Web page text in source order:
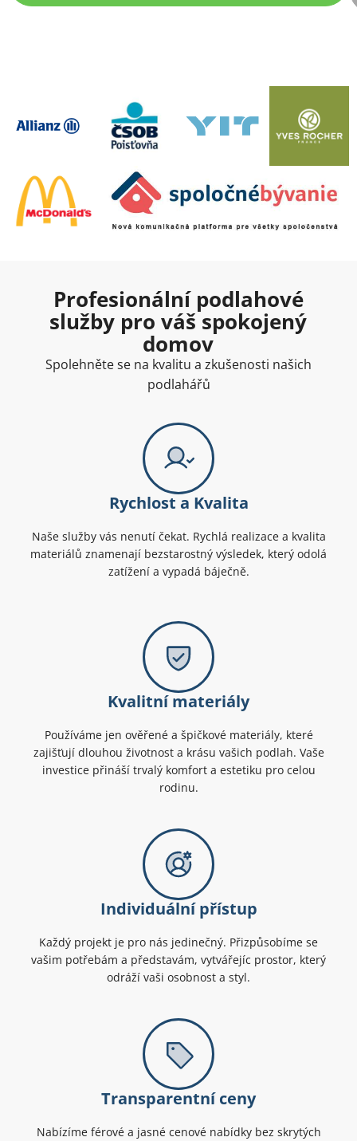
Profesionální podlahové
služby pro váš spokojený
domov
Spolehněte se na kvalitu a zkušenosti našich
podlahářů
Rychlost a Kvalita
Naše služby vás nenutí čekat. Rychlá realizace a kvalita
materiálů znamenají bezstarostný výsledek, který odolá
zatížení a vypadá báječně.
Kvalitní materiály
Používáme jen ověřené a špičkové materiály, které
zajišťují dlouhou životnost a krásu vašich podlah. Vaše
investice přináší trvalý komfort a estetiku pro celou
rodinu.
Individuální přístup
Každý projekt je pro nás jedinečný. Přizpůsobíme se
vašim potřebám a představám, vytvářejíc prostor, který
odráží vaši osobnost a styl.
Transparentní ceny
Nabízíme férové a jasné cenové nabídky bez skrytých